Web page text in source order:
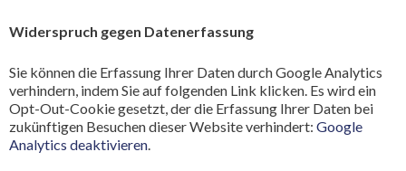
Widerspruch gegen Datenerfassung
Sie können die Erfassung Ihrer Daten durch Google Analytics
verhindern, indem Sie auf folgenden Link klicken. Es wird ein
Opt-Out-Cookie gesetzt, der die Erfassung Ihrer Daten bei
zukünftigen Besuchen dieser Website verhindert: Google
Analytics deaktivieren.